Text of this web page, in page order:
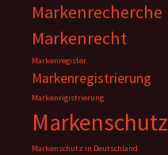
Markenrecherche
Markenrecht
Markenregister
Markenregistrierung
Markenrigistrierung
Markenschutz
Markenschutz in Deutschland